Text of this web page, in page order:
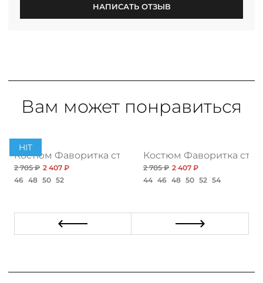
НАПИСАТЬ ОТЗЫВ
Вам может понравиться
HIT
Костюм Фаворитка стиля, блэк
2 705 ₽ 2 407 ₽
46 48 50 52
Костюм Фаворитка
2 705 ₽ 2 407 ₽
44 46 48 50 52 54